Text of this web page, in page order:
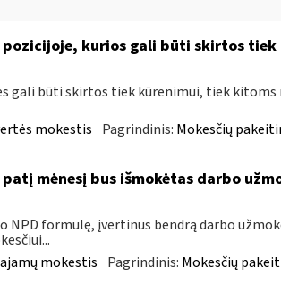
kurios gali būti skirtos tiek
gali būti skirtos tiek kūrenimui, tiek kitoms
mokestis Pagrindinis: Mokesčių
mėnesį bus išmokėtas darbo
NPD formulę, įvertinus bendrą darbo
mokestis Pagrindinis: Mokesčių